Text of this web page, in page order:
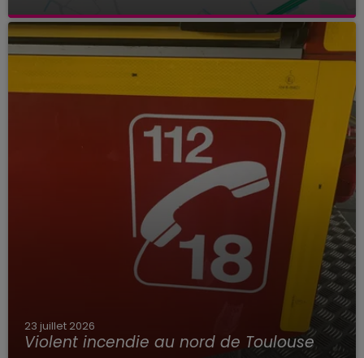
23 juillet 2026
Violent incendie au nord de Toulouse